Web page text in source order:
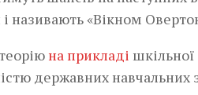
називають «Вікном
на прикладі
державних навчальних